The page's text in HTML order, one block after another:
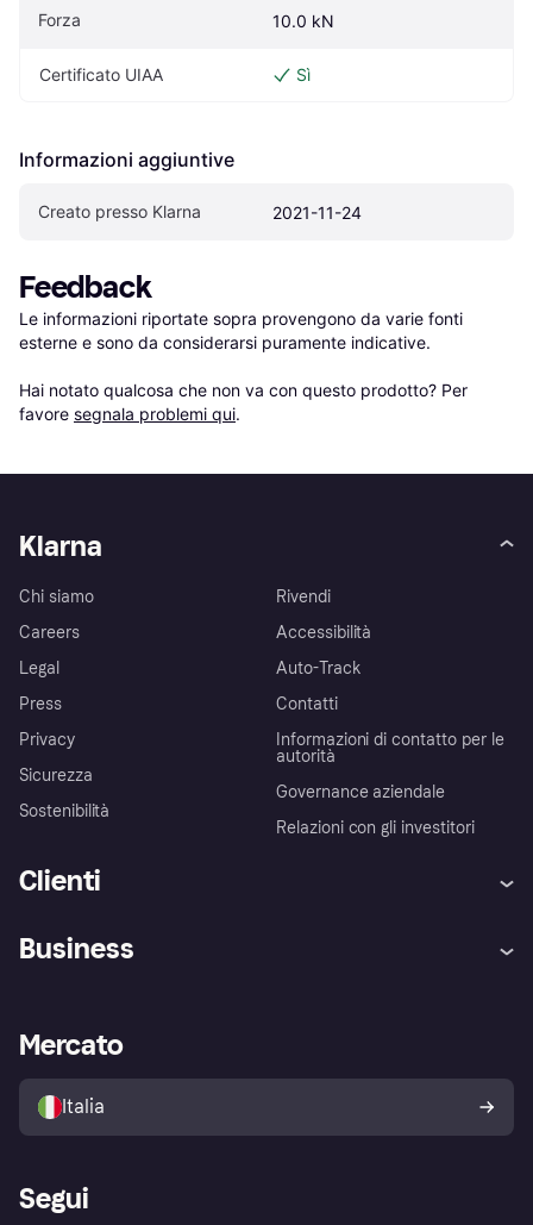
Forza 10.0 kN
Certificato UIAA Sì
Informazioni aggiuntive
Creato presso Klarna 2021-11-24
Feedback
Le informazioni riportate sopra provengono da varie fonti
esterne e sono da considerarsi puramente indicative.
Hai notato qualcosa che non va con questo prodotto? Per
favore segnala problemi qui.
Klarna
Chi siamo
Careers
Legal
Press
Privacy
Sicurezza
Sostenibilità
Rivendi
Accessibilità
Auto-Track
Contatti
Informazioni di contatto per le
autorità
Governance aziendale
Relazioni con gli investitori
Clienti
Assistenza
Esplora i negozi
Politica di protezione
dell'acquirente Klarna
Business
Accesso aziende
Mercato
Italia
Segui